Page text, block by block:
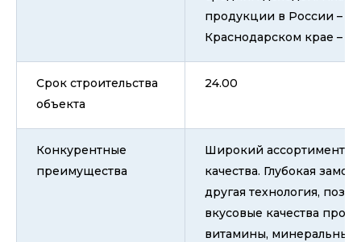
продукции в России –
Краснодарском крае –
Срок строительства
объекта
24.00
Конкурентные
преимущества
Широкий ассортимент
качества. Глубокая
другая технология,
вкусовые качества
витамины, минеральные